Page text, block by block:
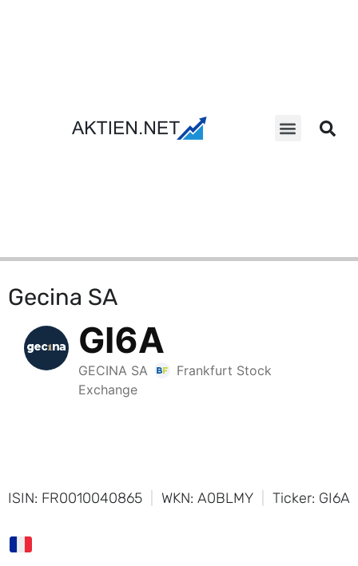
Gecina SA
ISIN: FR0010040865 WKN: A0BLMY Ticker: GI6A